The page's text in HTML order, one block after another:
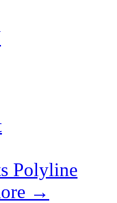
Polyline
→